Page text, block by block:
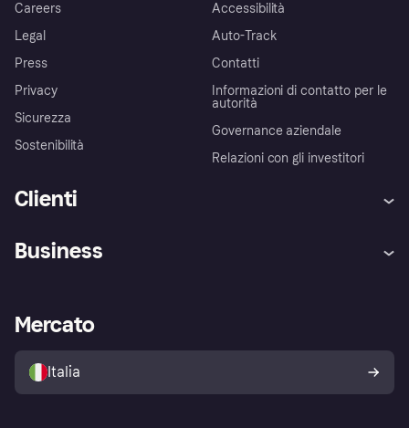
Careers
Legal
Press
Privacy
Sicurezza
Sostenibilità
Accessibilità
Auto-Track
Contatti
Informazioni di contatto per le
autorità
Governance aziendale
Relazioni con gli investitori
Clienti
Assistenza
Esplora i negozi
Politica di protezione
dell'acquirente Klarna
Business
Accesso aziende
Mercato
Italia